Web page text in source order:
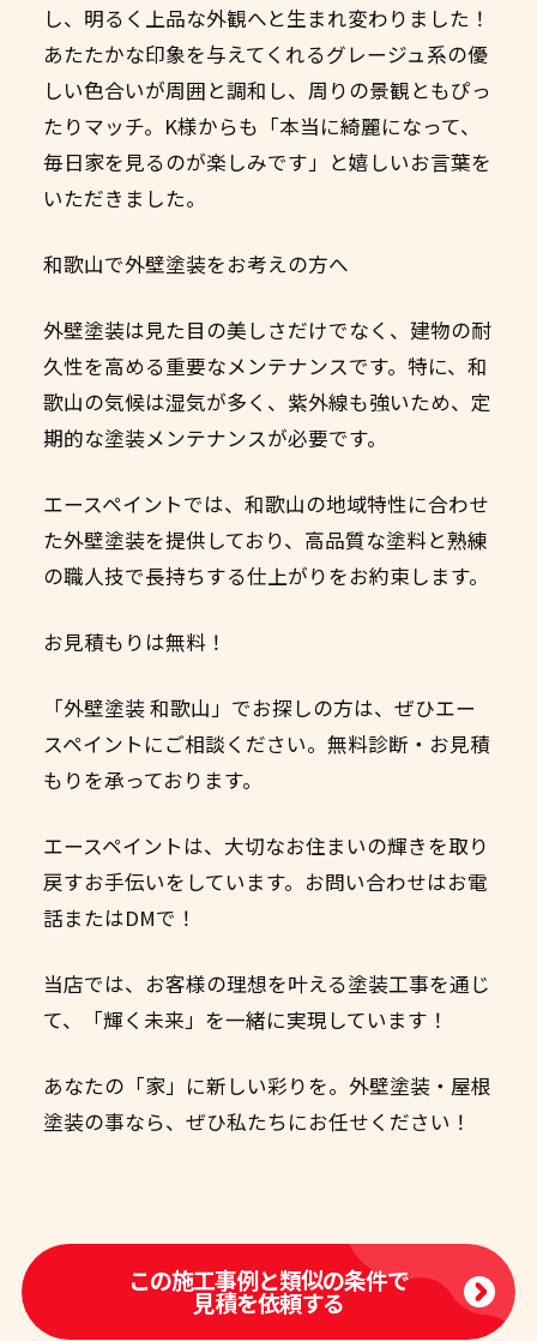
し、明るく上品な外観へと生まれ変わりました！
あたたかな印象を与えてくれるグレージュ系の優
しい色合いが周囲と調和し、周りの景観ともぴっ
たりマッチ。K様からも「本当に綺麗になって、
毎日家を見るのが楽しみです」と嬉しいお言葉を
いただきました。
和歌山で外壁塗装をお考えの方へ
外壁塗装は見た目の美しさだけでなく、建物の耐
久性を高める重要なメンテナンスです。特に、和
歌山の気候は湿気が多く、紫外線も強いため、定
期的な塗装メンテナンスが必要です。
エースペイントでは、和歌山の地域特性に合わせ
た外壁塗装を提供しており、高品質な塗料と熟練
の職人技で長持ちする仕上がりをお約束します。
お見積もりは無料！
「外壁塗装 和歌山」でお探しの方は、ぜひエー
スペイントにご相談ください。無料診断・お見積
もりを承っております。
エースペイントは、大切なお住まいの輝きを取り
戻すお手伝いをしています。お問い合わせはお電
話またはDMで！
当店では、お客様の理想を叶える塗装工事を通じ
て、「輝く未来」を一緒に実現しています！
あなたの「家」に新しい彩りを。外壁塗装・屋根
塗装の事なら、ぜひ私たちにお任せください！
この施工事例と類似の条件で
見積を依頼する